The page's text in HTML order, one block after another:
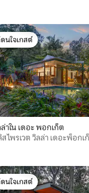
าก 5, 160 รีวิว
ดนใจเกสต์
ดนใจเกสต์
าใน เดอะ พอกเก็ต
ไพรเวต วิลล่า เดอะพ็อกเ
ดนใจเกสต์
ดนใจเกสต์